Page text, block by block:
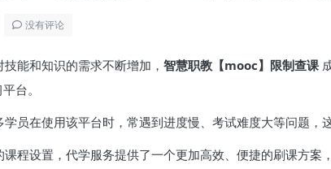
没有评论
能和知识的需求不断增加， 智慧职教【mooc】限制查课
台。
学员在使用该平台时，常遇到进度慢、考试难度大等问题，
课程设置，代学服务提供了一个更加高效、便捷的刷课方案